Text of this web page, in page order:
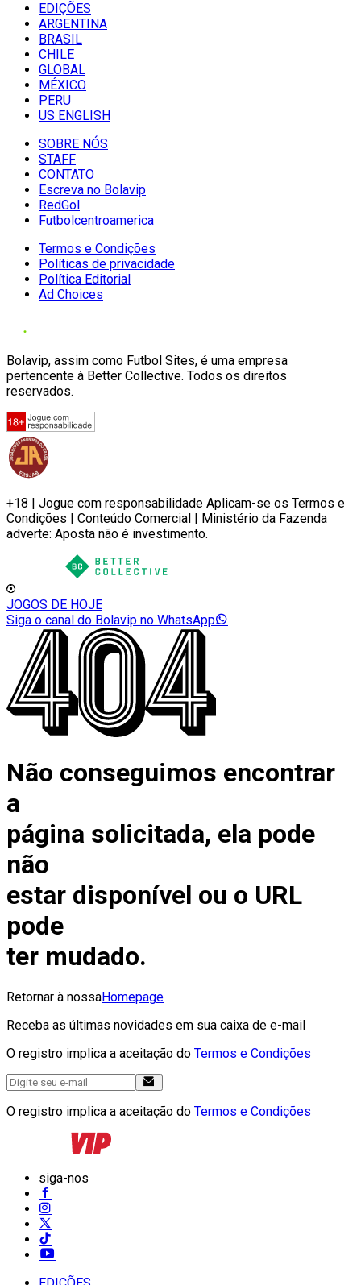
EDIÇÕES
ARGENTINA
BRASIL
CHILE
GLOBAL
MÉXICO
PERU
US ENGLISH
SOBRE NÓS
STAFF
CONTATO
Escreva no Bolavip
RedGol
Futbolcentroamerica
Termos e Condições
Políticas de privacidade
Política Editorial
Ad Choices
Bolavip, assim como Futbol Sites, é uma empresa
pertencente à Better Collective. Todos os direitos
reservados.
+18 | Jogue com responsabilidade Aplicam-se os Termos e
Condições | Conteúdo Comercial | Ministério da Fazenda
adverte: Aposta não é investimento.
JOGOS DE HOJE
Siga o canal do Bolavip no WhatsApp
Não conseguimos encontrar
a
página solicitada, ela pode
não
estar disponível ou o URL
pode
ter mudado.
Retornar à nossaHomepage
Receba as últimas novidades em sua caixa de e-mail
O registro implica a aceitação do Termos e Condições
O registro implica a aceitação do Termos e Condições
siga-nos